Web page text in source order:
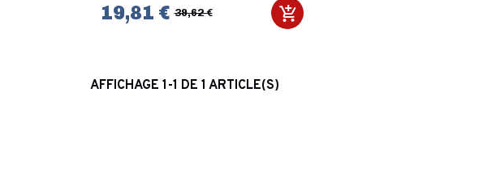
19,81 € 39,62 €
AFFICHAGE 1-1 DE 1 ARTICLE(S)